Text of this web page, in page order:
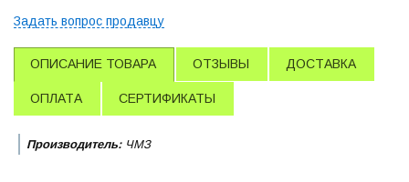
Задать вопрос продавцу
ОПИСАНИЕ ТОВАРА ОТЗЫВЫ ДОСТАВКА
ОПЛАТА СЕРТИФИКАТЫ
Производитель: ЧМЗ